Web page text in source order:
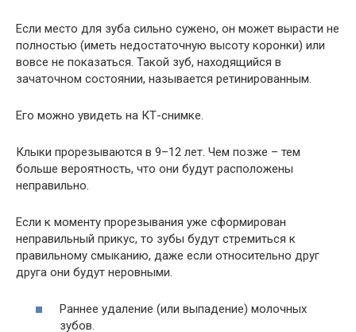
Если место для зуба сильно сужено, он может вырасти не
полностью (иметь недостаточную высоту коронки) или
вовсе не показаться. Такой зуб, находящийся в
зачаточном состоянии, называется ретинированным.
Его можно увидеть на КТ-снимке.
Клыки прорезываются в 9–12 лет. Чем позже – тем
больше вероятность, что они будут расположены
неправильно.
Если к моменту прорезывания уже сформирован
неправильный прикус, то зубы будут стремиться к
правильному смыканию, даже если относительно друг
друга они будут неровными.
Раннее удаление (или выпадение) молочных
зубов.